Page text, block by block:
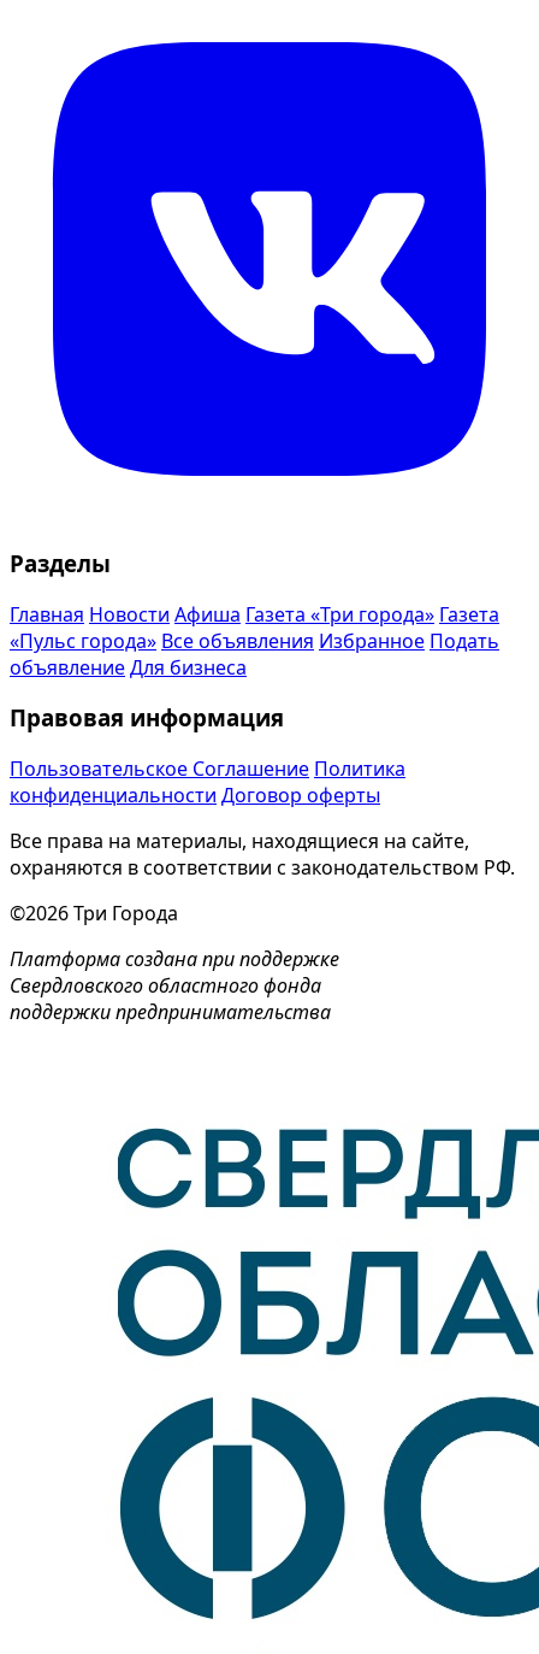
Разделы
Главная Новости Афиша Газета «Три города» Газета
«Пульс города» Все объявления Избранное Подать
объявлениеДля бизнеса
Правовая информация
Пользовательское Соглашение Политика
конфиденциальности Договор оферты
Все права на материалы, находящиеся на сайте,
охраняются в соответствии с законодательством РФ.
©2026 Три Города
Платформа создана при поддержке
Свердловского областного фонда
поддержки предпринимательства